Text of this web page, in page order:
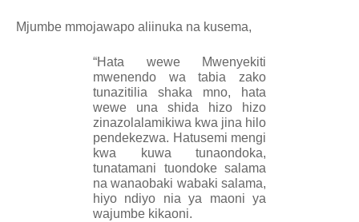
Mjumbe mmojawapo aliinuka na kusema,
“Hata wewe Mwenyekiti
mwenendo wa tabia zako
tunazitilia shaka mno, hata
wewe una shida hizo hizo
zinazolalamikiwa kwa jina hilo
pendekezwa. Hatusemi mengi
kwa kuwa tunaondoka,
tunatamani tuondoke salama
na wanaobaki wabaki salama,
hiyo ndiyo nia ya maoni ya
wajumbe kikaoni.